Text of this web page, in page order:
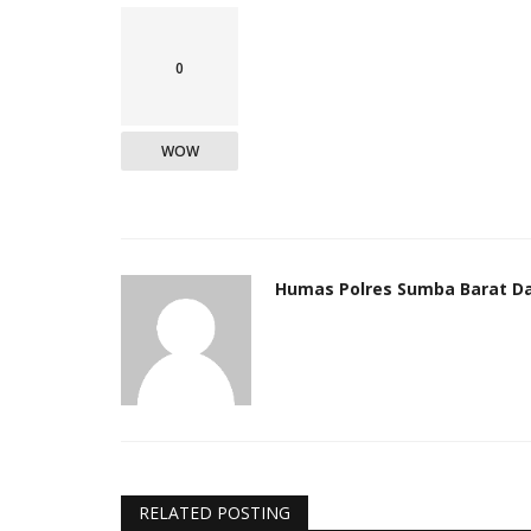
0
WOW
Humas Polres Sumba Barat
RELATED POSTING